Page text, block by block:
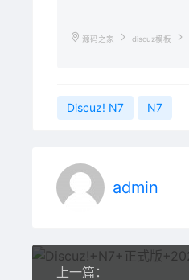
源码之家 discuz模板
Discuz! N7 N7
admin
上一篇：